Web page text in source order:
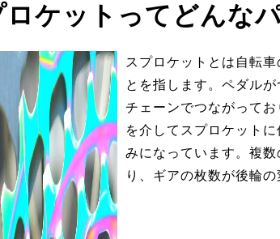
ロケットってどんな
スプロケットとは自転
とを指します。ペダル
チェーンでつながって
を介してスプロケット
みになっています。複
り、ギアの枚数が後輪